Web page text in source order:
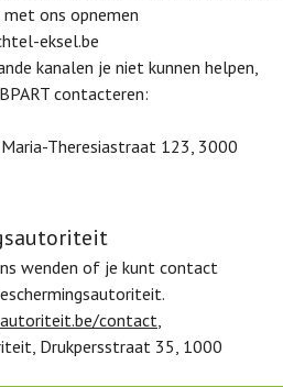
ons opnemen
eksel.be
kanalen je niet kunnen helpen,
contacteren:
Theresiastraat 123, 3000
wenden of je kunt contact
contact,
Drukpersstraat 35, 1000